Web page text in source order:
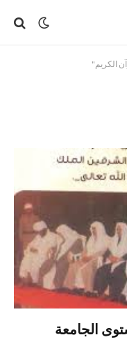
الكريم"
الجامعة